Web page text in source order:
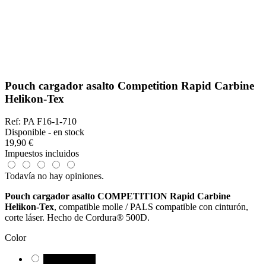
Pouch cargador asalto Competition Rapid Carbine
Helikon-Tex
Ref: PA F16-1-710
Disponible - en stock
19,90 €
Impuestos incluidos
Todavía no hay opiniones.
Pouch cargador asalto COMPETITION Rapid Carbine
Helikon-Tex, compatible molle / PALS compatible con cinturón,
corte láser. Hecho de Cordura® 500D.
Color